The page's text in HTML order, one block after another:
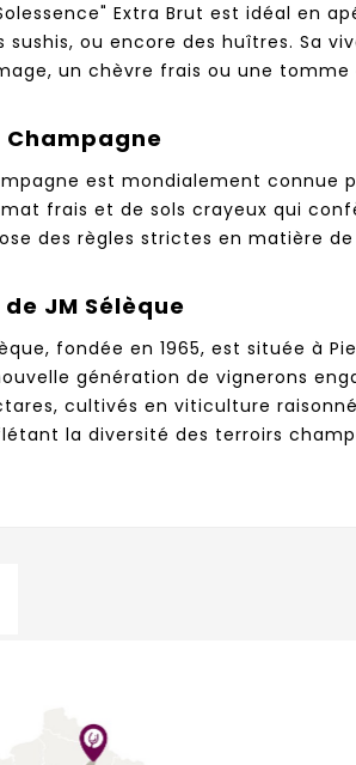
Extra Brut est idéal en
sushis, ou encore des huîtres. Sa
un chèvre frais ou une
est mondialement connue
frais et de sols crayeux qui
des règles strictes en matière
JM Sélèque
fondée en 1965, est située à
génération de vignerons
cultivés en viticulture
la diversité des terroirs